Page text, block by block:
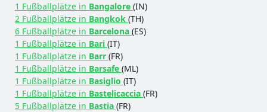
1 Fußballplätze in Bangalore (IN)
2 Fußballplätze in Bangkok (TH)
6 Fußballplätze in Barcelona (ES)
1 Fußballplätze in Bari (IT)
1 Fußballplätze in Barr (FR)
1 Fußballplätze in Barsafe (ML)
1 Fußballplätze in Basiglio (IT)
1 Fußballplätze in Bastelicaccia (FR)
5 Fußballplätze in Bastia (FR)